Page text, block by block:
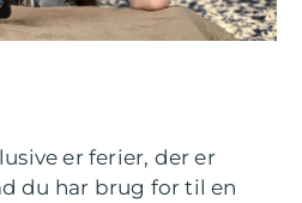
er ferier, der er
du har brug for til en